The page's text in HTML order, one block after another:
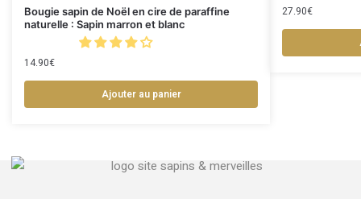
Bougie sapin de Noël en cire de paraffine
naturelle : Sapin marron et blanc
14.90€
Ajouter au panier
27.90€